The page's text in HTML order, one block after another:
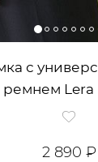
с
ремнем Lera
2 890 ₽